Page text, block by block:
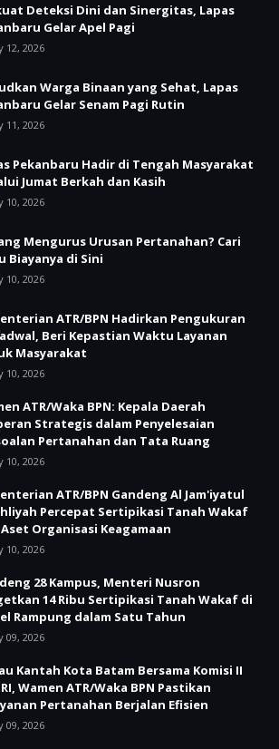
Deteksi Dini dan Sinergitas, Lapas
Gelar Apel Pagi
12, 2026
Warga Binaan yang Sehat, Lapas
Gelar Senam Pagi Rutin
11, 2026
Pekanbaru Hadir di Tengah Masyarakat
Jumat Berkah dan Kasih
10, 2026
Mengurus Urusan Pertanahan? Cari
Biayanya di Sini
10, 2026
ATR/BPN Hadirkan Pengukuran
Beri Kepastian Waktu Layanan
Masyarakat
10, 2026
ATR/Waka BPN: Kepala Daerah
Strategis dalam Penyelesaian
Pertanahan dan Tata Ruang
10, 2026
ATR/BPN Gandeng Al Jam'iyatul
Percepat Sertipikasi Tanah Wakaf
Organisasi Keagamaan
10, 2026
28 Kampus, Menteri Nusron
14 Ribu Sertipikasi Tanah Wakaf di
Rampung dalam Satu Tahun
09, 2026
Kantah Kota Batam Bersama Komisi II
RI, Wamen ATR/Waka BPN Pastikan
Pertanahan Berjalan Efisien
09, 2026